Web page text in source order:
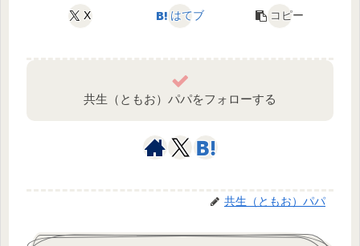
X はてブ コピー
共生（ともお）パパをフォローする
共生（ともお）パパ